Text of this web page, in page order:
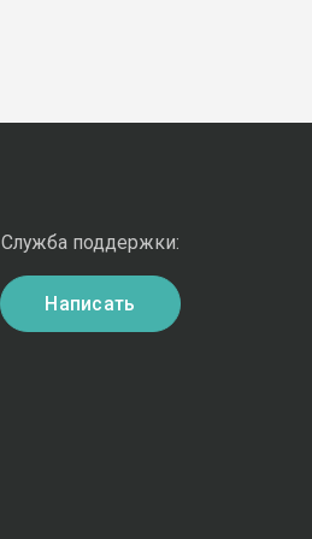
Служба поддержки:
Написать